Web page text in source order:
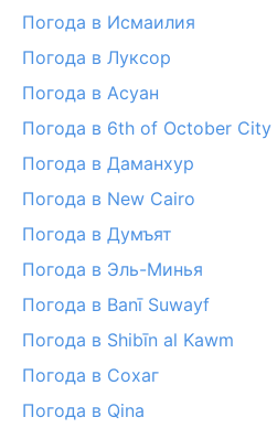
Погода в Исмаилия
Погода в Луксор
Погода в Асуан
Погода в 6th of October City
Погода в Даманхур
Погода в New Cairo
Погода в Думъят
Погода в Эль-Минья
Погода в Banī Suwayf
Погода в Shibīn al Kawm
Погода в Сохаг
Погода в Qina